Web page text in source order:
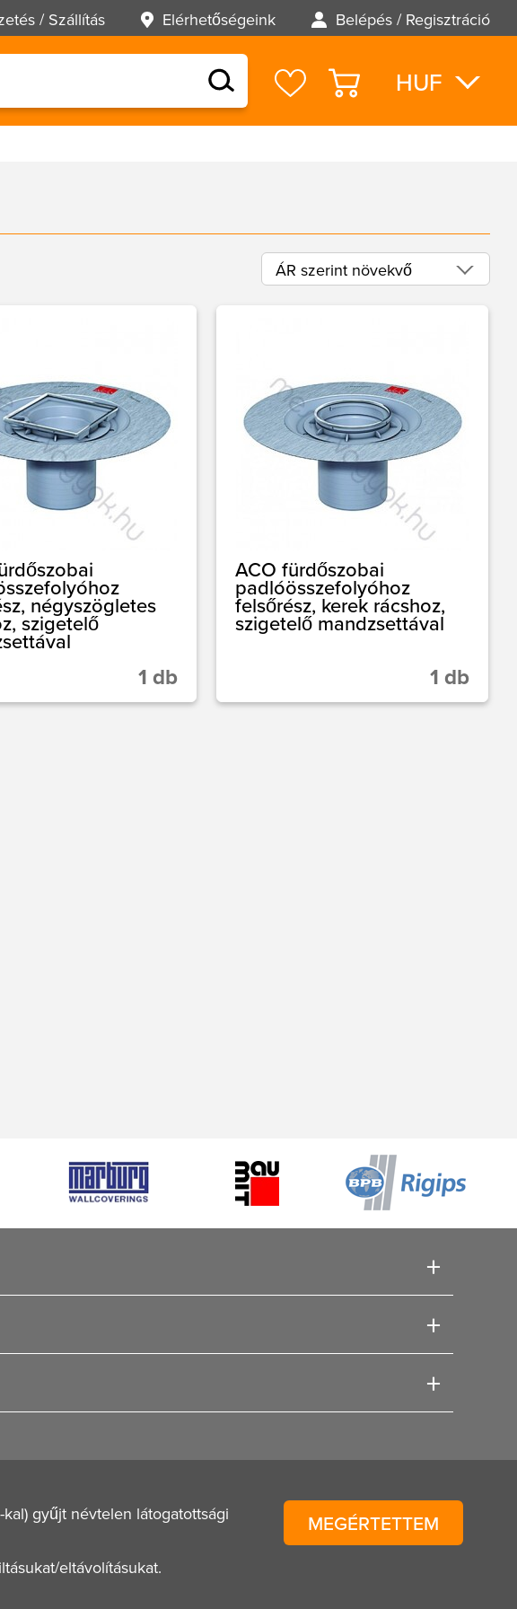
/ Szállítás Elérhetőségeink Belépés / Regisztráció
HUF
ÁR szerint növekvő
ÁR szerint csökkenő
négyszögletes
szigetelő
1 db
ACO fürdőszobai
padlóösszefolyóhoz
felsőrész, kerek rácshoz,
szigetelő mandzsettával
1 db
gyűjt névtelen látogatottsági
eltávolításukat.
MEGÉRTETTEM